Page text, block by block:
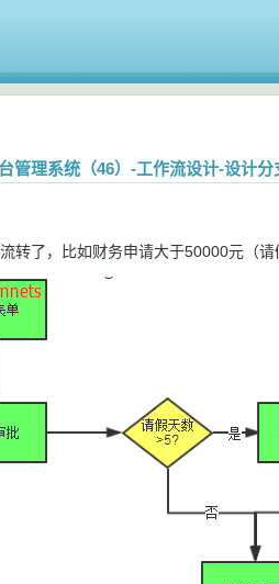
管理系统（46）-工作流设计-设计分
转了，比如财务申请大于50000元（